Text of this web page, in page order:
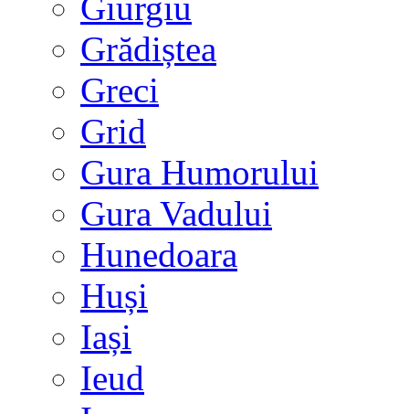
Grădiștea
Greci
Grid
Gura Humorului
Gura Vadului
Hunedoara
Huși
Iași
Ieud